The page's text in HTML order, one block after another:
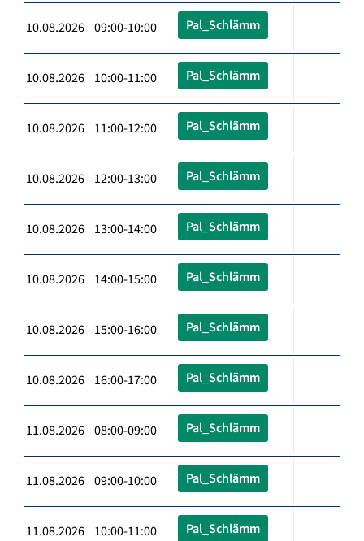
10.08.2026 09:00-10:00 Pal_Schlämm
10.08.2026 10:00-11:00 Pal_Schlämm
10.08.2026 11:00-12:00 Pal_Schlämm
10.08.2026 12:00-13:00 Pal_Schlämm
10.08.2026 13:00-14:00 Pal_Schlämm
10.08.2026 14:00-15:00 Pal_Schlämm
10.08.2026 15:00-16:00 Pal_Schlämm
10.08.2026 16:00-17:00 Pal_Schlämm
11.08.2026 08:00-09:00 Pal_Schlämm
11.08.2026 09:00-10:00 Pal_Schlämm
11.08.2026 10:00-11:00 Pal_Schlämm